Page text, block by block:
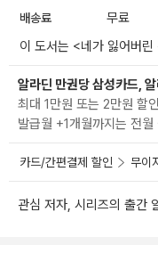
배송료
무료
이 도서는 <네가 잃어버
알라딘 만권당 삼성카드,
최대 1만원 또는 2만원 할
발급월 +1개월까지는 전
카드/간편결제 할인 무이
관심 저자, 시리즈의 출간